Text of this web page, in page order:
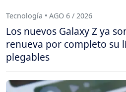
Tecnología • AGO 6 / 2026
Los nuevos Galaxy Z ya
renueva por completo su
plegables